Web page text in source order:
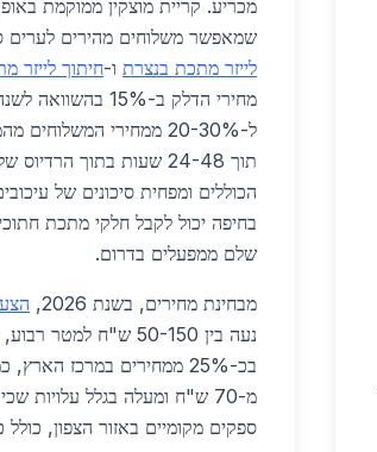
שמאפשר משלוחים מהירים לערים
לייזר מתכת בנצרת ו-חיתוך לייזר
מחירי הדלק ב-
ל-20-30% ממחירי
הכוללים ומפחית סיכונים של
בחיפה יכול לקבל חלקי מתכת
שלם ממפעלים בדרום.
מבחינת מחירים, בשנת 2026,
נעה בין 50-150 ש"ח
בכ-25% ממחירים במרכז
מ-70 ש"ח ומעלה בגלל עלויות
ספקים מקומיים באזור הצפון,